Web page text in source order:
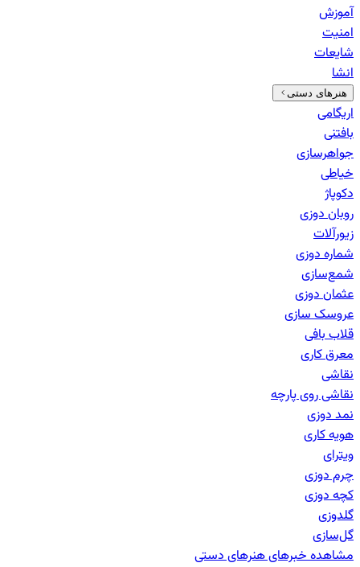
آموزش
امنیت
شایعات
انشا
هنرهای دستی
اریگامی
بافتنی
جواهرسازی
خیاطی
دکوپاژ
روبان دوزی
زیورآلات
شماره دوزی
شمع‌سازی
عثمان دوزی
عروسک سازی
قلاب بافی
معرق کاری
نقاشی
نقاشی روی پارچه
نمد دوزی
هویه کاری
ویترای
چرم دوزی
کچه دوزی
گلدوزی
گل‌سازی
مشاهده خبرهایهنرهای دستی